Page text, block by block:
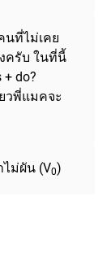
นที่ไม่เคย
ครับ ในที่นี้
do?
วพี่แมคจะ
ไม่ผัน (V0)